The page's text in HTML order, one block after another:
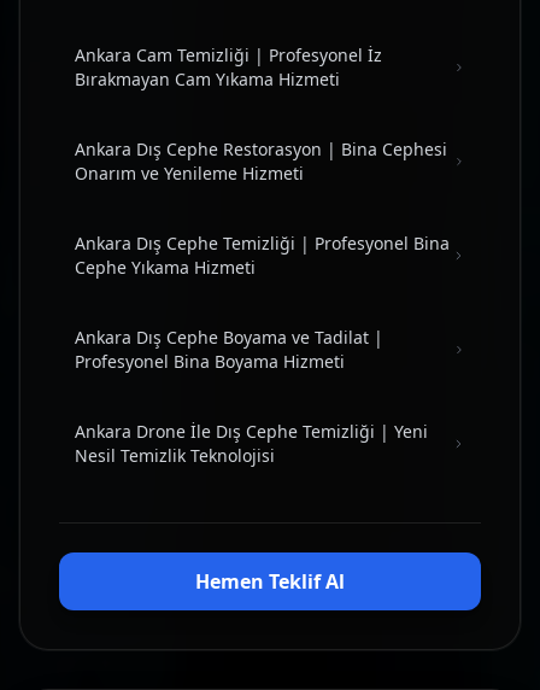
Ankara Cam Temizliği | Profesyonel İz
Bırakmayan Cam Yıkama Hizmeti
Ankara Dış Cephe Restorasyon | Bina Cephesi
Onarım ve Yenileme Hizmeti
Ankara Dış Cephe Temizliği | Profesyonel Bina
Cephe Yıkama Hizmeti
Ankara Dış Cephe Boyama ve Tadilat |
Profesyonel Bina Boyama Hizmeti
Ankara Drone İle Dış Cephe Temizliği | Yeni
Nesil Temizlik Teknolojisi
Hemen Teklif Al